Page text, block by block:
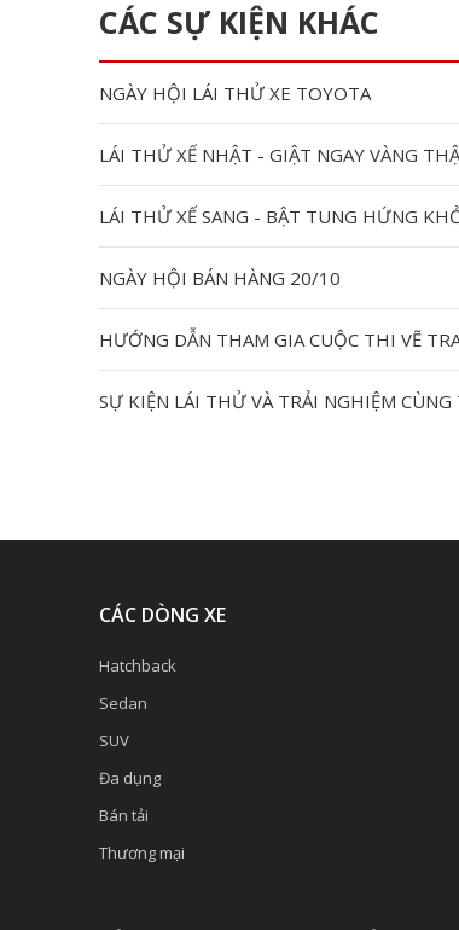
CÁC SỰ KIỆN KHÁC
NGÀY HỘI LÁI THỬ XE TOYOTA
LÁI THỬ XẾ NHẬT - GIẬT NGAY VÀNG
LÁI THỬ XẾ SANG - BẬT TUNG HỨNG
NGÀY HỘI BÁN HÀNG 20/10
HƯỚNG DẪN THAM GIA CUỘC THI VẼ
SỰ KIỆN LÁI THỬ VÀ TRẢI NGHIỆM
CÁC DÒNG XE
Hatchback
Sedan
SUV
Đa dụng
Bán tải
Thương mại